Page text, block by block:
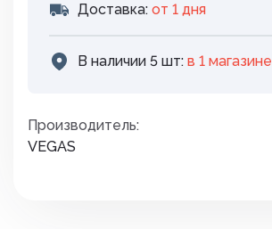
Доставка: от 1 дня
В наличии 5 шт: в 1 магазинe
Производитель:
VEGAS